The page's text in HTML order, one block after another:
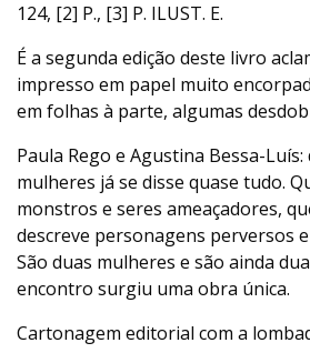
124, [2] P., [3] P. ILUST. E.
É a segunda edição deste livro
impresso em papel muito
em folhas à parte, algumas
Paula Rego e Agustina Bessa-Luís:
mulheres já se disse quase tudo.
monstros e seres ameaçadores,
descreve personagens perversos
São duas mulheres e são ainda
encontro surgiu uma obra única.
Cartonagem editorial com a